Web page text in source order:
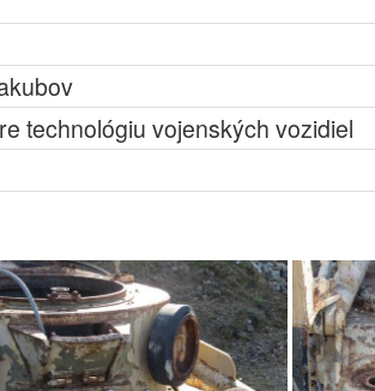
technológiu vojenských vozidiel